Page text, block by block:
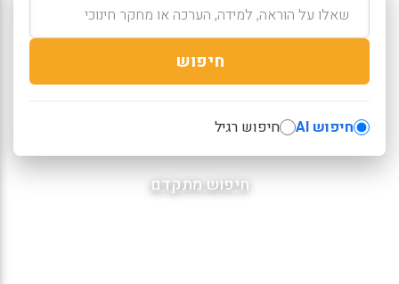
חיפוש
חיפוש AI חיפוש רגיל
חיפוש מתקדם